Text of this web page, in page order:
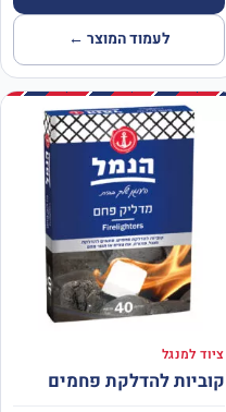
לעמוד המוצר ←
ציוד למנגל
קוביות להדלקת פחמים